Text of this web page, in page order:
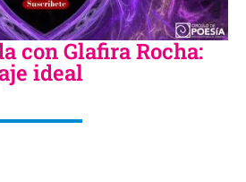
con Glafira Rocha:
ideal